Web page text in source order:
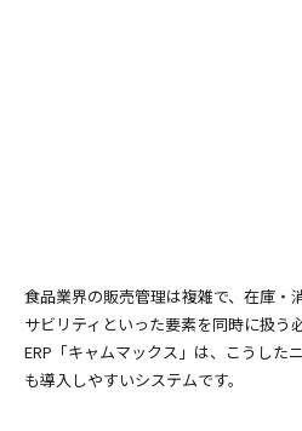
食品業界の販売管理は複雑で、在庫・
サビリティといった要素を同時に扱う
ERP「キャムマックス」は、こうした
も導入しやすいシステムです。